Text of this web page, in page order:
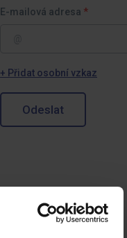
E-mailová adresa
+ Přidat osobní vzkaz
Odeslat